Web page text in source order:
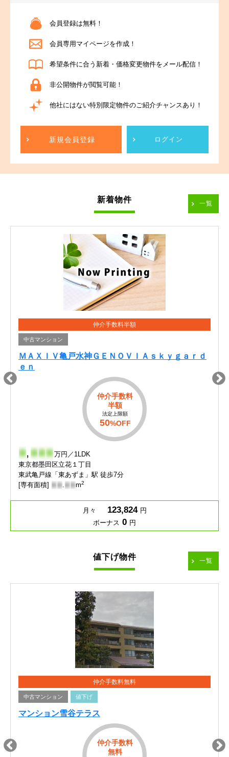
会員登録は無料！
会員専用マイページを作成！
希望条件に合う新着・価格変更物件をメール配信！
非公開物件が閲覧可能！
他社にはない特別限定物件のご紹介チャンスあり！
新規会員登録 ログイン
新着物件 一覧
仲介手数料半額
中古マンション
ＭＡＸＩＶ亀戸水神ＧＥＮＯＶＩＡｓｋｙｇａｒｄ
ｅｎ
仲介手数料
半額
法定上限額
50%OFF
- ,- - - 万円／1LDK
東京都墨田区立花１丁目
東武亀戸線「東あずま」駅 徒歩7分
[専有面積] - - .- - m2
月々 123,824 円
ボーナス 0 円
値下げ物件 一覧
仲介手数料無料
中古マンション 値下げ
マンション雪谷テラス
仲介手数料
無料